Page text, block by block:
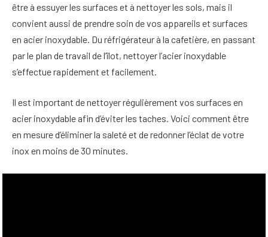
être à essuyer les surfaces et à nettoyer les sols, mais il
convient aussi de prendre soin de vos appareils et surfaces
en acier inoxydable. Du réfrigérateur à la cafetière, en passant
par le plan de travail de l’îlot, nettoyer l’acier inoxydable
s’effectue rapidement et facilement.
Il est important de nettoyer régulièrement vos surfaces en
acier inoxydable afin d’éviter les taches. Voici comment être
en mesure d’éliminer la saleté et de redonner l’éclat de votre
inox en moins de 30 minutes.